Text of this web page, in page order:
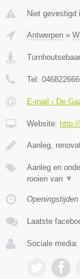
Niet gevestigd
Antwerpen »
Tel:
E-mail › De
Website:
Aanleg,
Aanleg en
rooien van ▼
Laatste
Sociale media: